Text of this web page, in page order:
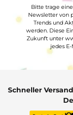
Bitte trage
Newsletter von
Trends und
werden. Diese
Zukunft unter
jedes
Schneller